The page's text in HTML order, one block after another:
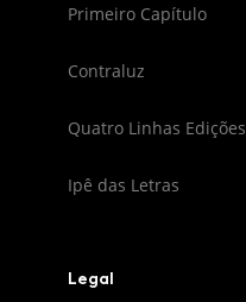
Primeiro Capítulo
Contraluz
Quatro Linhas Edições
Ipê das Letras
Legal